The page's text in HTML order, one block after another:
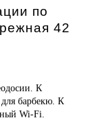
по
42
К
для барбекю. К
Wi-Fi.